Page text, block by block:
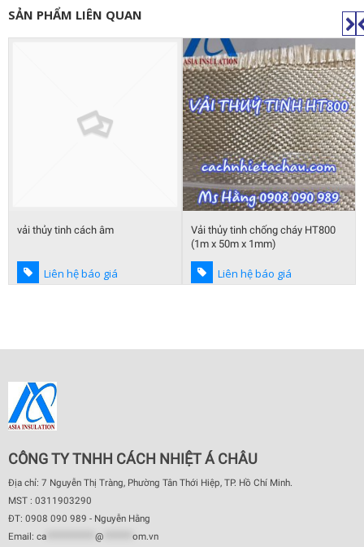
SẢN PHẨM LIÊN QUAN
vải thủy tinh cách âm
Liên hệ báo giá
Vải thủy tinh chống cháy HT800
(1m x 50m x 1mm)
Liên hệ báo giá
CÔNG TY TNHH CÁCH NHIỆT Á CHÂU
Địa chỉ: 7 Nguyễn Thị Tràng, Phường Tân Thới Hiệp, TP. Hồ Chí Minh.
MST : 0311903290
ĐT: 0908 090 989 - Nguyễn Hằng
Email: ca @
om.vn